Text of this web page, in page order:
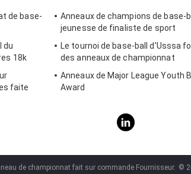
de base-
du
18k
faite
Anneaux de champions de base-
jeunesse de finaliste de sport
Le tournoi de base-ball d'Usssa
des anneaux de championnat
Anneaux de Major League Youth
Award
de championnat fait sur commande Fournisseur. ©